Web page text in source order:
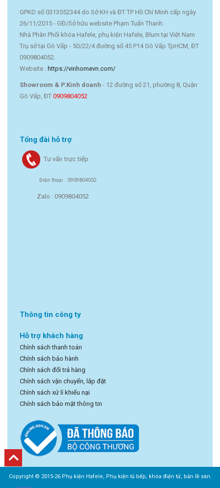
GPKD số 0313552344 do Sở KH và ĐT TP Hồ Chí Minh cấp ngày
26/11/2015 - GĐ/Sở hữu website Phạm Tuấn Thanh.
Nhà Phân Phối khóa Hafele, phụ kiện Hafele, Blum tại Việt Nam
Trụ sở tại Gò Vấp - 50/22/4 đường số 45 P14 Gò Vấp TpHCM, ĐT
0909804052.
Website : https://vinhomevn.com/
Showroom & P.Kinh doanh - 12 đường số 21, phường 8, Quận
Gò Vấp, ĐT 0909804052
Tổng đài hỗ trợ
Tư vấn trực tiếp
Điện thoại : 0909804052
Zalo : 0909804052
Thông tin công ty
Hỗ trợ khách hàng
Chính sách thanh toán
Chính sách bảo hành
Chính sách đổi trả hàng
Chính sách vận chuyển, lắp đặt
Chính sách xử lí khiếu nại
Chính sách bảo mật thông tin
Copyright © 2015-26 Phụ kiện Hafele, Phụ kiện tủ bếp, khóa điện tử, bản lề sàn.